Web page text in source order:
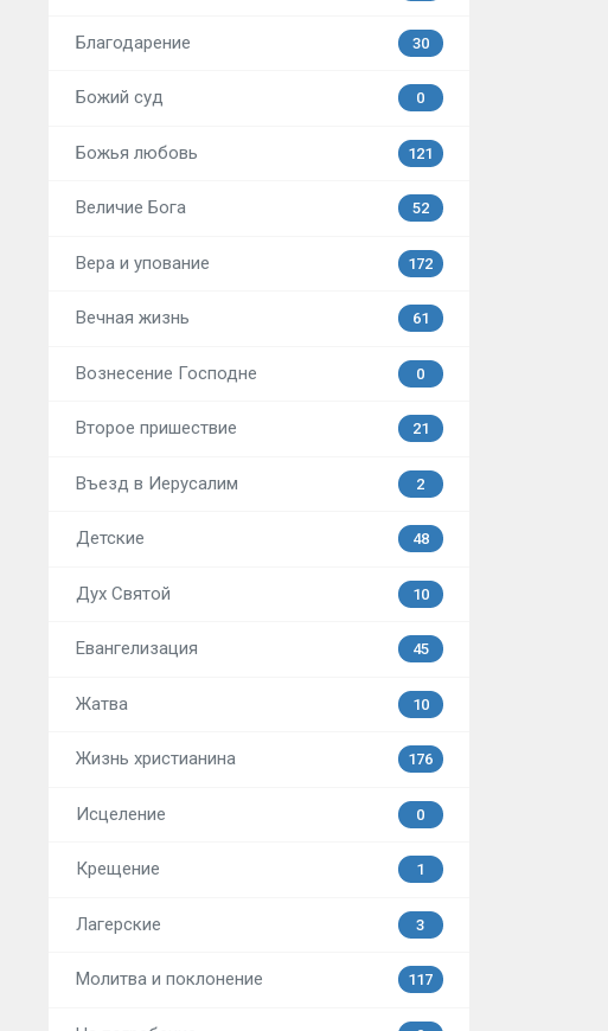
Благодарение 30
Божий суд 0
Божья любовь 121
Величие Бога 52
Вера и упование 172
Вечная жизнь 61
Вознесение Господне 0
Второе пришествие 21
Въезд в Иерусалим 2
Детские 48
Дух Святой 10
Евангелизация 45
Жатва 10
Жизнь христианина 176
Исцеление 0
Крещение 1
Лагерские 3
Молитва и поклонение 117